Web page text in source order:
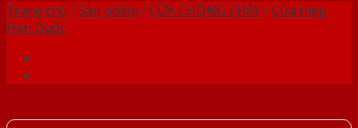
Trang chủ /Sản phẩm /CỬA CHỐNG CHÁY/Cửa thép
Hàn Quốc